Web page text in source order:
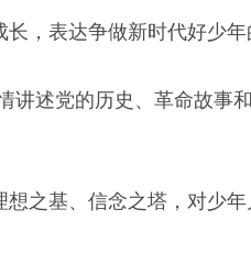
，表达争做新时代好少年
述党的历史、革命故事
之基、信念之塔，对少年